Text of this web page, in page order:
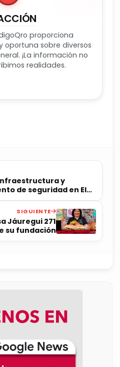
proporciona
oportuna sobre diversos
¡La información no
realidades.
y
de seguridad en El
SIGUIENTE
Jáuregui 271
su fundación